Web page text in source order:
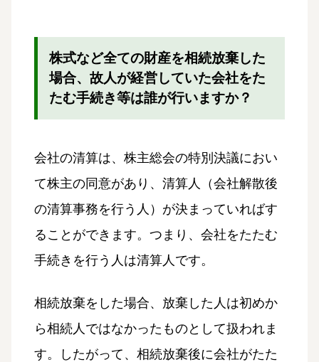
株式など全ての財産を相続放棄した
場合、故人が経営していた会社をた
たむ手続き等は誰が行いますか？
会社の清算は、株主総会の特別決議におい
て株主の同意があり、清算人（会社解散後
の清算事務を行う人）が決まっていればす
ることができます。つまり、会社をたたむ
手続きを行う人は清算人です。
相続放棄をした場合、放棄した人は初めか
ら相続人ではなかったものとして扱われま
す。したがって、相続放棄後に会社がたた